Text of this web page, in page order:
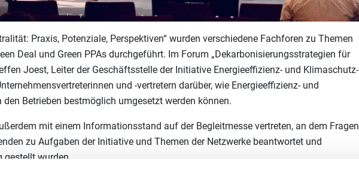
Praxis, Potenziale, Perspektiven“ wurden verschiedene Fachforen zu Themen
Deal und Green PPAs durchgeführt. Im Forum „Dekarbonisierungsstrategien für
Joest, Leiter der Geschäftsstelle der Initiative Energieeffizienz- und Klimaschutz-
und -vertretern darüber, wie Energieeffizienz- und
Betrieben bestmöglich umgesetzt werden können.
mit einem Informationsstand auf der Begleitmesse vertreten, an dem Fragen
zu Aufgaben der Initiative und Themen der Netzwerke beantwortet und
wurden.